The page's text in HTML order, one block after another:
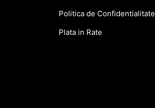
Politica de Confidentialitate
Plata in Rate